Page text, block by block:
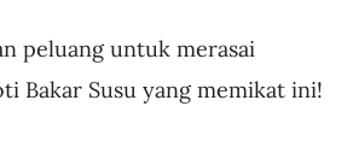
peluang untuk merasai
Bakar Susu yang memikat ini!